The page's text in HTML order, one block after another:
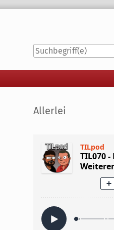
Seitenleiste
Allerlei